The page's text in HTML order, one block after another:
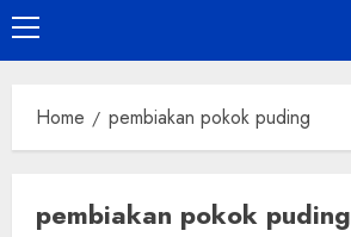
Primary
Menu
Home pembiakan pokok puding
pembiakan pokok puding